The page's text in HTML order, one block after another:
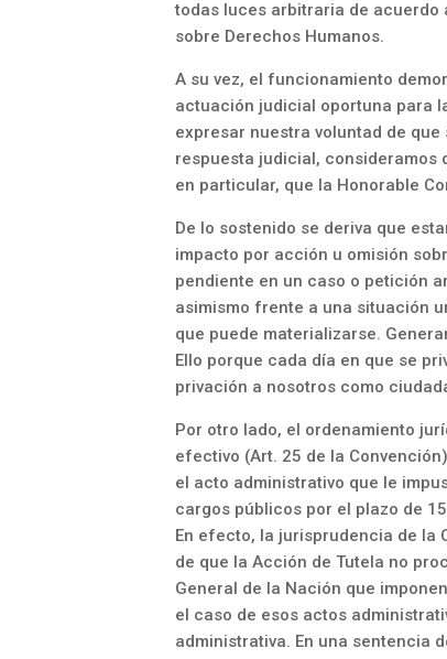
todas luces arbitraria de acuerdo
sobre Derechos Humanos.
A su vez, el funcionamiento
actuación judicial oportuna para
expresar nuestra voluntad de
respuesta judicial, consideramos
en particular, que la Honorable
De lo sostenido se deriva que
impacto por acción u omisión
pendiente en un caso o petición
asimismo frente a una situación
que puede materializarse.
Ello porque cada día en que se
privación a nosotros como
Por otro lado, el ordenamiento
efectivo (Art. 25 de la
el acto administrativo que le
cargos públicos por el plazo de
En efecto, la jurisprudencia de la
de que la Acción de Tutela no
General de la Nación que
el caso de esos actos
administrativa. En una sentencia